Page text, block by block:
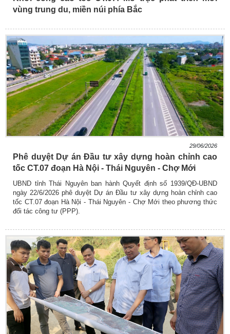
vùng trung du, miền núi phía Bắc
29/06/2026
Phê duyệt Dự án Đầu tư xây dựng hoàn chỉnh cao
tốc CT.07 đoạn Hà Nội - Thái Nguyên - Chợ Mới
UBND tỉnh Thái Nguyên ban hành Quyết định số 1939/QĐ-UBND
ngày 22/6/2026 phê duyệt Dự án Đầu tư xây dựng hoàn chỉnh cao
tốc CT.07 đoạn Hà Nội - Thái Nguyên - Chợ Mới theo phương thức
đối tác công tư (PPP).